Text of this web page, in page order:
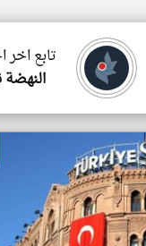
تابع
النهضة